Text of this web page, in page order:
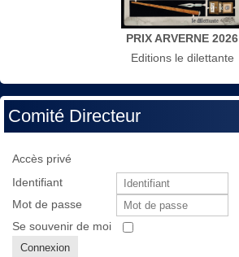
PRIX ARVERNE 2026
Editions le dilettante
Comité Directeur
Accès privé
Identifiant
Mot de passe
Se souvenir de moi
Connexion